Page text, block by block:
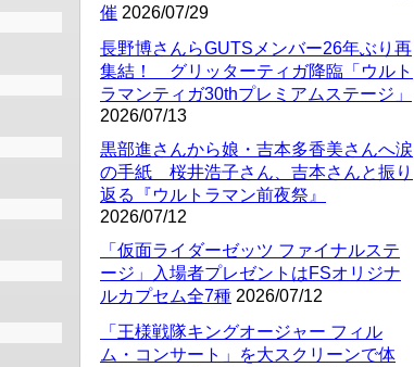
催 2026/07/29
長野博さんらGUTSメンバー26年ぶり再
集結！ グリッターティガ降臨「ウルト
ラマンティガ30thプレミアムステージ」
2026/07/13
黒部進さんから娘・吉本多香美さんへ涙
の手紙 桜井浩子さん、吉本さんと振り
返る『ウルトラマン前夜祭』
2026/07/12
「仮面ライダーゼッツ ファイナルステ
ージ」入場者プレゼントはFSオリジナ
ルカプセム全7種 2026/07/12
「王様戦隊キングオージャー フィル
ム・コンサート」を大スクリーンで体